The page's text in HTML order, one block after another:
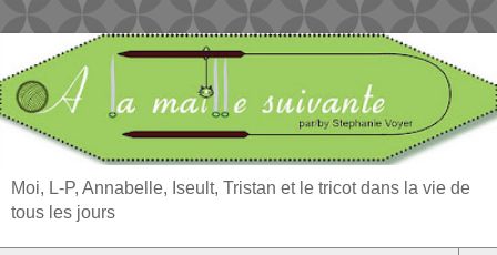
Moi, L-P, Annabelle, Iseult, Tristan et le tricot dans la vie de
tous les jours